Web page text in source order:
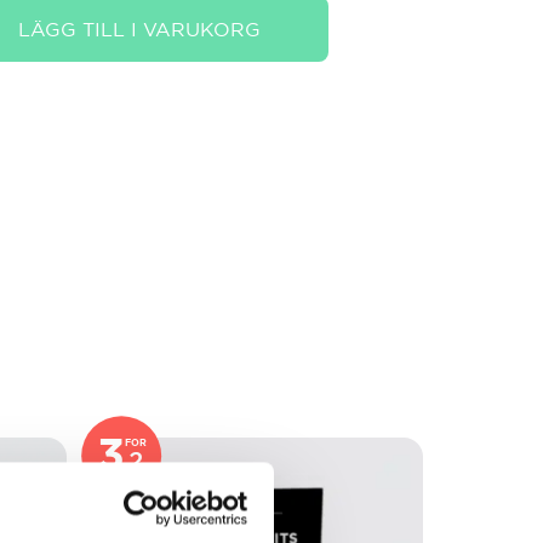
LÄGG TILL I VARUKORG
3FOR
2